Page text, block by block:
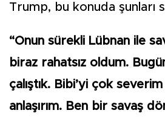
Trump, bu konuda şunları
“Onun sürekli Lübnan ile
biraz rahatsız oldum.
çalıştık. Bibi’yi çok
anlaşırım. Ben bir savaş